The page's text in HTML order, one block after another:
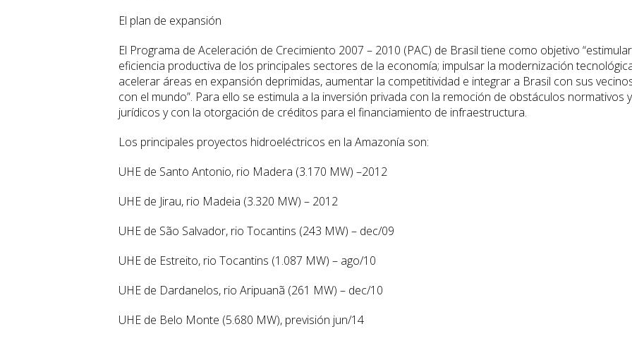
El plan de expansión
El Programa de Aceleración de Crecimiento 2007 – 2010 (PAC) de Brasil tiene como objetivo
eficiencia productiva de los principales sectores de la economía; impulsar la modernización
acelerar áreas en expansión deprimidas, aumentar la competitividad e integrar a Brasil con sus
con el mundo”. Para ello se estimula a la inversión privada con la remoción de obstáculos normativos y
jurídicos y con la otorgación de créditos para el financiamiento de infraestructura.
Los principales proyectos hidroeléctricos en la Amazonía son:
UHE de Santo Antonio, rio Madera (3.170 MW) –2012
UHE de Jirau, rio Madeia (3.320 MW) – 2012
UHE de São Salvador, rio Tocantins (243 MW) – dec/09
UHE de Estreito, rio Tocantins (1.087 MW) – ago/10
UHE de Dardanelos, rio Aripuanã (261 MW) – dec/10
UHE de Belo Monte (5.680 MW), previsión jun/14